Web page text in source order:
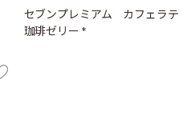
セブンプレミアム カフェラテ
珈琲ゼリー *